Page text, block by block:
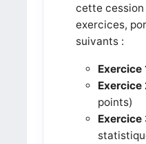
cette
exercices,
suivants :
Exercice
Exercice
points)
Exercice